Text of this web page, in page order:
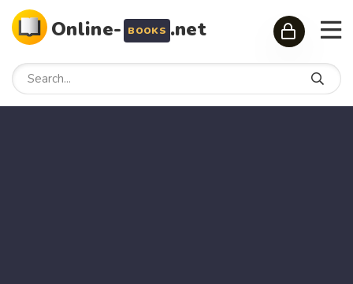
Online- BOOKS .net